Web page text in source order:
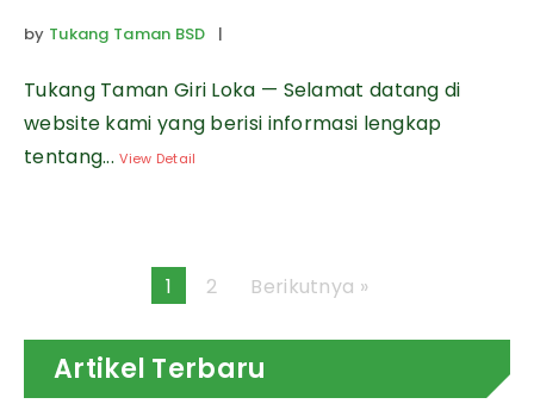
by Tukang Taman BSD |
Tukang Taman Giri Loka — Selamat datang di
website kami yang berisi informasi lengkap
tentang...View Detail
1 2 Berikutnya »
Artikel Terbaru